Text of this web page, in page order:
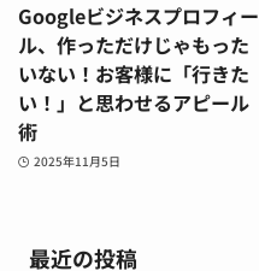
Googleビジネスプロフィー
ル、作っただけじゃもった
いない！お客様に「行きた
い！」と思わせるアピール
術
2025年11月5日
最近の投稿